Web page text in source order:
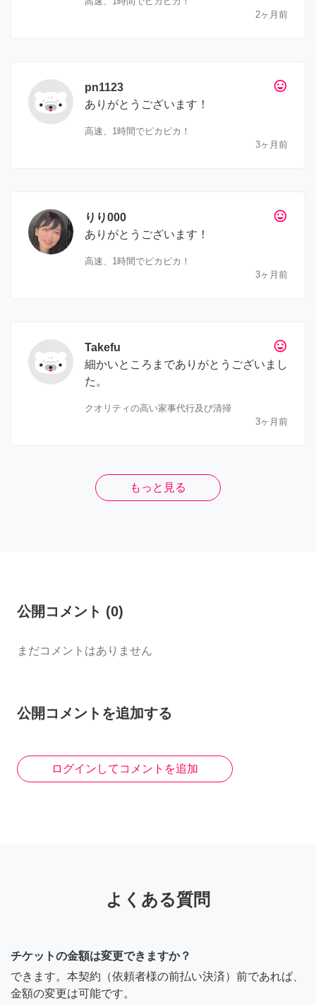
2ヶ月前
tag_faces
pn1123
ありがとうございます！
高速、1時間でピカピカ！
3ヶ月前
tag_faces
りり000
ありがとうございます！
高速、1時間でピカピカ！
3ヶ月前
tag_faces
Takefu
細かいところまでありがとうございまし
た。
クオリティの高い家事代行及び清掃
3ヶ月前
もっと見る
公開コメント (0)
まだコメントはありません
公開コメントを追加する
ログインしてコメントを追加
よくある質問
チケットの金額は変更できますか？
できます。本契約（依頼者様の前払い決済）前であれば、
金額の変更は可能です。